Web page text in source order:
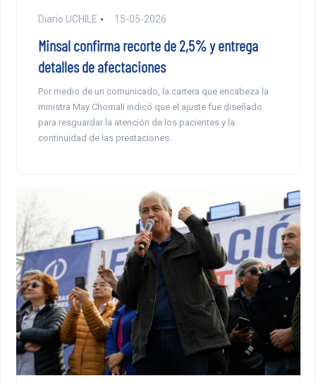
Diario UCHILE 15-05-2026
Minsal confirma recorte de 2,5% y entrega
detalles de afectaciones
Por medio de un comunicado, la cartera que encabeza la
ministra May Chomali indicó que el ajuste fue diseñado
para resguardar la atención de los pacientes y la
continuidad de las prestaciones.